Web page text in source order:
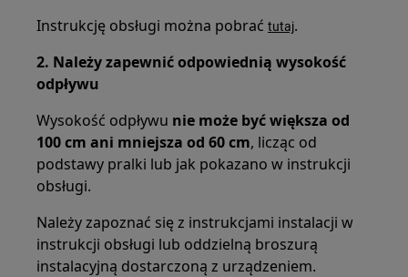
Instrukcję obsługi można pobraćtutaj.
2. Należy zapewnić odpowiednią wysokość
odpływu
Wysokość odpływu nie może być większa od
100 cm ani mniejsza od 60 cm, licząc od
podstawy pralki lub jak pokazano w instrukcji
obsługi.
Należy zapoznać się z instrukcjami instalacji w
instrukcji obsługi lub oddzielną broszurą
instalacyjną dostarczoną z urządzeniem.